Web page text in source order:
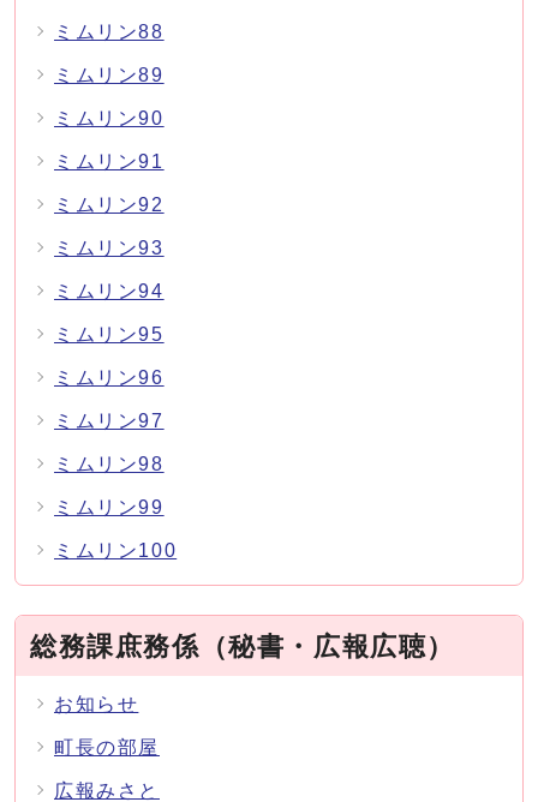
ミムリン88
ミムリン89
ミムリン90
ミムリン91
ミムリン92
ミムリン93
ミムリン94
ミムリン95
ミムリン96
ミムリン97
ミムリン98
ミムリン99
ミムリン100
総務課庶務係（秘書・広報広聴）
お知らせ
町長の部屋
広報みさと